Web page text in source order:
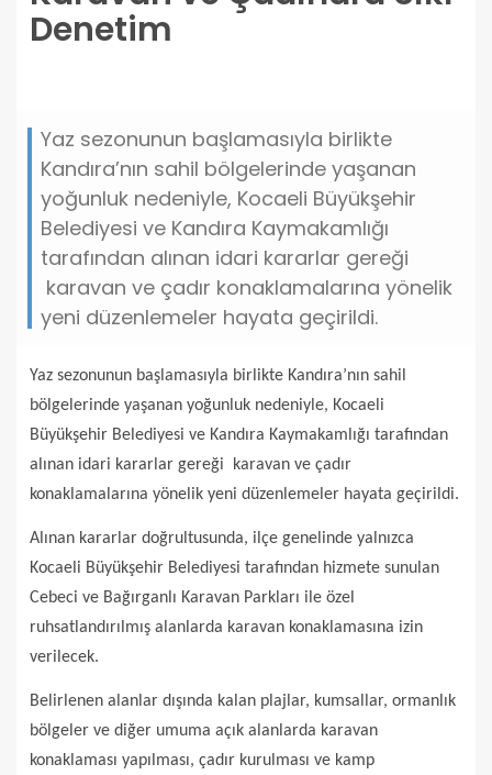
Denetim
kandirada-zabita-ve-jandarma-ekiplerinden-
Yaz sezonunun başlamasıyla birlikte
Kandıra’nın sahil bölgelerinde yaşanan
yoğunluk nedeniyle, Kocaeli Büyükşehir
Belediyesi ve Kandıra Kaymakamlığı
tarafından alınan idari kararlar gereği
karavan ve çadır konaklamalarına yönelik
yeni düzenlemeler hayata geçirildi.
Yaz sezonunun başlamasıyla birlikte Kandıra’nın sahil
bölgelerinde yaşanan yoğunluk nedeniyle, Kocaeli
Büyükşehir Belediyesi ve Kandıra Kaymakamlığı tarafından
alınan idari kararlar gereği karavan ve çadır
konaklamalarına yönelik yeni düzenlemeler hayata geçirildi.
Alınan kararlar doğrultusunda, ilçe genelinde yalnızca
Kocaeli Büyükşehir Belediyesi tarafından hizmete sunulan
Cebeci ve Bağırganlı Karavan Parkları ile özel
ruhsatlandırılmış alanlarda karavan konaklamasına izin
verilecek.
Belirlenen alanlar dışında kalan plajlar, kumsallar, ormanlık
bölgeler ve diğer umuma açık alanlarda karavan
konaklaması yapılması, çadır kurulması ve kamp